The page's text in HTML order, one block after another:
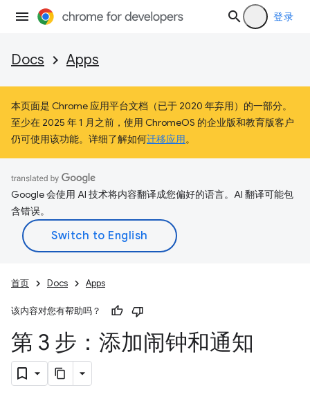
登录
Docs Apps
本页面是 Chrome 应用平台文档（已于 2020 年弃用）的一部分。
至少在 2025 年 1 月之前，使用 ChromeOS 的企业版和教育版客户
仍可使用该功能。详细了解如何迁移应用。
Google 会使用 AI 技术将内容翻译成您偏好的语言。AI 翻译可能包
含错误。
首页 Docs Apps
该内容对您有帮助吗？
第 3 步：添加闹钟和通知